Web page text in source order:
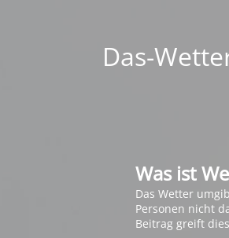
Das-
Was ist
Das Wetter
Personen nicht
Beitrag greift